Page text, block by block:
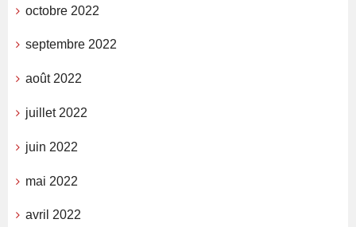
octobre 2022
septembre 2022
août 2022
juillet 2022
juin 2022
mai 2022
avril 2022